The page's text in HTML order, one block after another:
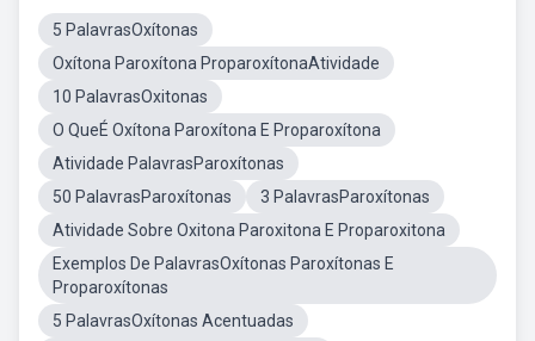
5 PalavrasOxítonas
Oxítona Paroxítona ProparoxítonaAtividade
10 PalavrasOxitonas
O QueÉ Oxítona Paroxítona E Proparoxítona
Atividade PalavrasParoxítonas
50 PalavrasParoxítonas
3 PalavrasParoxítonas
Atividade Sobre Oxitona Paroxitona E Proparoxitona
Exemplos De PalavrasOxítonas Paroxítonas E
Proparoxítonas
5 PalavrasOxítonas Acentuadas